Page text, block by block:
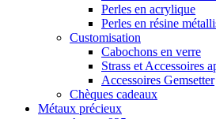
Perles en acrylique
Perles en résine
Customisation
Cabochons en verre
Strass et Accessoires
Accessoires Gemsetter
Chèques cadeaux
Métaux précieux